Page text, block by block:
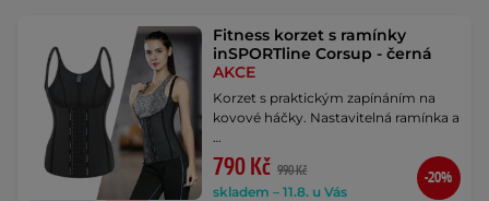
Fitness korzet s ramínky
inSPORTline Corsup - černá
AKCE
Korzet s praktickým zapínáním na
kovové háčky. Nastavitelná ramínka a
…
790 Kč 990 Kč
skladem – 11.8. u Vás
-20%